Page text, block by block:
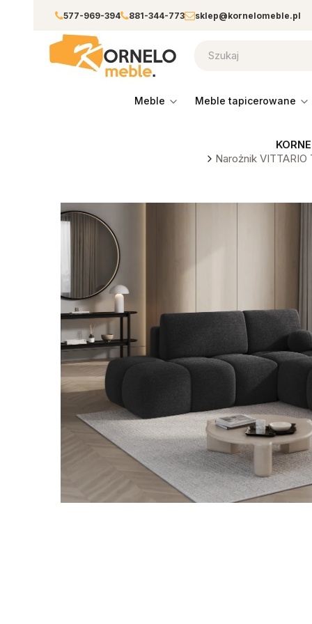
577-969-394 881-344-773 sklep@kornelomeble.pl
meble meble tapicerowane
Narożnik